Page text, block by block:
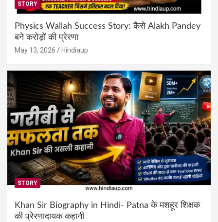
STORY
Physics Wallah Success Story: कैसे Alakh Pandey
बने करोड़ों की प्रेरणा
May 13, 2026 Hindiaup
STORY
Khan Sir Biography in Hindi- Patna के मशहूर शिक्षक
की प्रेरणादायक कहानी